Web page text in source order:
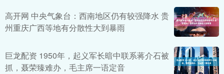
高开网 中央气象台：西南地区仍有较强降水 贵
州重庆广西等地有分散性大到暴雨
巨龙配资 1950年，起义军长暗中联系蒋介石被
抓，聂荣臻难办，毛主席一语定音